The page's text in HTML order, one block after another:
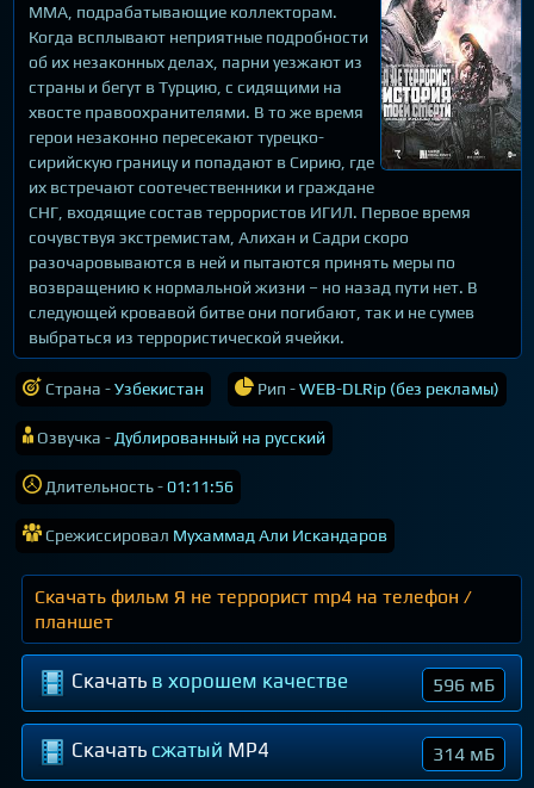
MMA, подрабатывающие коллекторам.
Когда всплывают неприятные подробности
об их незаконных делах, парни уезжают из
страны и бегут в Турцию, с сидящими на
хвосте правоохранителями. В то же время
герои незаконно пересекают турецко-
сирийскую границу и попадают в Сирию, где
их встречают соотечественники и граждане
СНГ, входящие состав террористов ИГИЛ. Первое время
сочувствуя экстремистам, Алихан и Садри скоро
разочаровываются в ней и пытаются принять меры по
возвращению к нормальной жизни – но назад пути нет. В
следующей кровавой битве они погибают, так и не сумев
выбраться из террористической ячейки.
Страна -Узбекистан Рип -WEB-DLRip (без рекламы)
Озвучка - Дублированный на русский
Длительность -01:11:56
Срежиссировал Мухаммад Али Искандаров
Скачать фильм Я не террорист mp4 на телефон /
планшет
Скачать в хорошем качестве 596 мБ
Скачать сжатый MP4 314 мБ